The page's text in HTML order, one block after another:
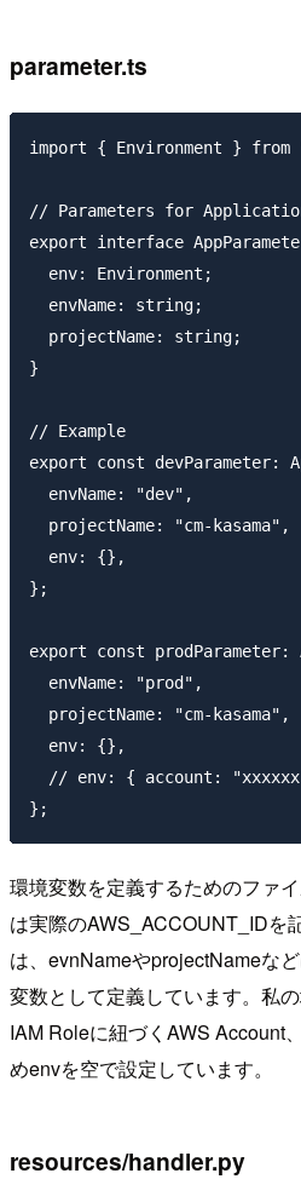
parameter.ts
import { Environment }
// Parameters for
export interface
  env: Environment;
  envName: string;
  projectName: string;
}
// Example
export const devParameter:
  envName: "dev",
  projectName: "cm-kasama",
  env: {},
};
export const prodParameter:
  envName: "prod",
  projectName: "cm-kasama",
  env: {},
// env: { account:
環境変数を定義するためのファ
は実際のAWS_ACCOUNT_IDを
は、evnNameやprojectNameな
変数として定義しています。私
IAM Roleに紐づくAWS Account
めenvを空で設定しています。
resources/handler.py